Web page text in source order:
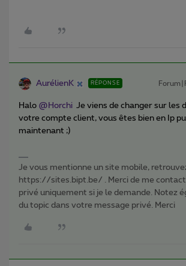
AurélienK RÉPONSE
Halo @Horchi Je viens de changer sur les
votre compte client, vous êtes bien en Ip
maintenant ;)
Je vous mentionne un site mobile,
https://sites.bipt.be/ . Merci de me
privé uniquement si je le demande. Notez
du topic dans votre message privé. Merci